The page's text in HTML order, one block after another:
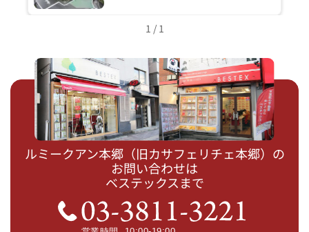
1 / 1
ルミークアン本郷（旧カサフェリチェ本郷）の
お問い合わせは
ベステックスまで